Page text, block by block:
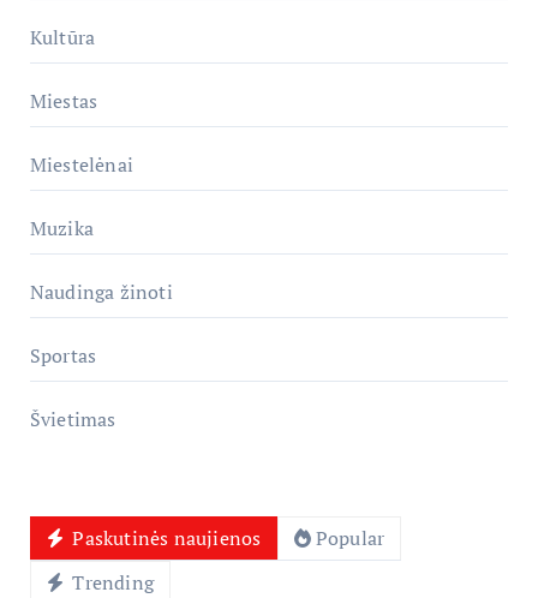
Kultūra
Miestas
Miestelėnai
Muzika
Naudinga žinoti
Sportas
Švietimas
Paskutinės naujienos
Popular
Trending